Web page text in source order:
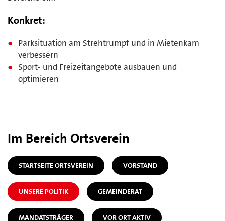
Konkret:
Parksituation am Strehtrumpf und in Mietenkam
verbessern
Sport- und Freizeitangebote ausbauen und
optimieren
Im Bereich Ortsverein
STARTSEITE ORTSVEREIN VORSTAND
UNSERE POLITIK GEMEINDERAT
MANDATSTRÄGER VOR ORT AKTIV